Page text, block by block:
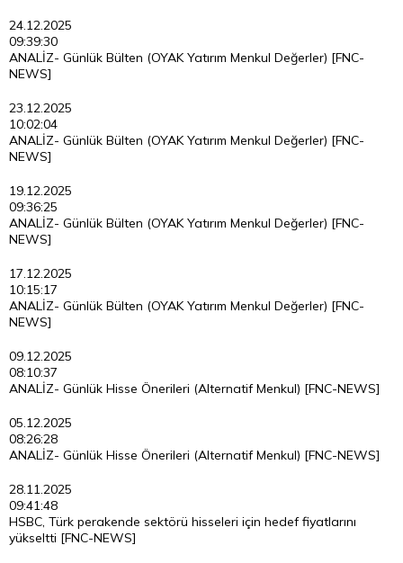
24.12.2025
09:39:30
ANALİZ- Günlük Bülten (OYAK Yatırım Menkul Değerler) [FNC-
NEWS]
23.12.2025
10:02:04
ANALİZ- Günlük Bülten (OYAK Yatırım Menkul Değerler) [FNC-
NEWS]
19.12.2025
09:36:25
ANALİZ- Günlük Bülten (OYAK Yatırım Menkul Değerler) [FNC-
NEWS]
17.12.2025
10:15:17
ANALİZ- Günlük Bülten (OYAK Yatırım Menkul Değerler) [FNC-
NEWS]
09.12.2025
08:10:37
ANALİZ- Günlük Hisse Önerileri (Alternatif Menkul) [FNC-NEWS]
05.12.2025
08:26:28
ANALİZ- Günlük Hisse Önerileri (Alternatif Menkul) [FNC-NEWS]
28.11.2025
09:41:48
HSBC, Türk perakende sektörü hisseleri için hedef fiyatlarını
yükseltti [FNC-NEWS]